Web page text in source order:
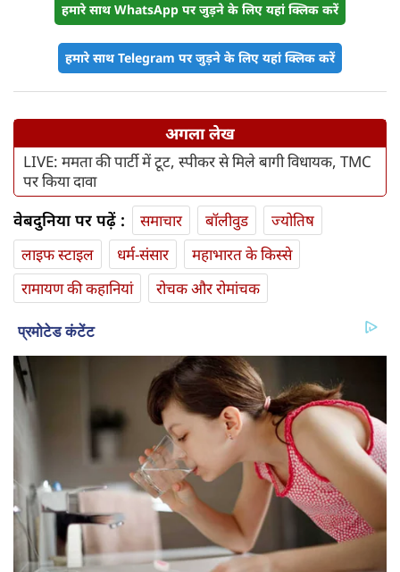
हमारे साथ WhatsApp पर जुड़ने के लिए यहां क्लिक करें
हमारे साथ Telegram पर जुड़ने के लिए यहां क्लिक करें
अगला लेख
LIVE: ममता की पार्टी में टूट, स्पीकर से मिले बागी विधायक, TMC
पर किया दावा
वेबदुनिया पर पढ़ें : समाचार बॉलीवुड
ज्योतिष
लाइफ स्‍टाइल
धर्म-संसार
महाभारत के किस्से
रामायण की कहानियां
रोचक और रोमांचक